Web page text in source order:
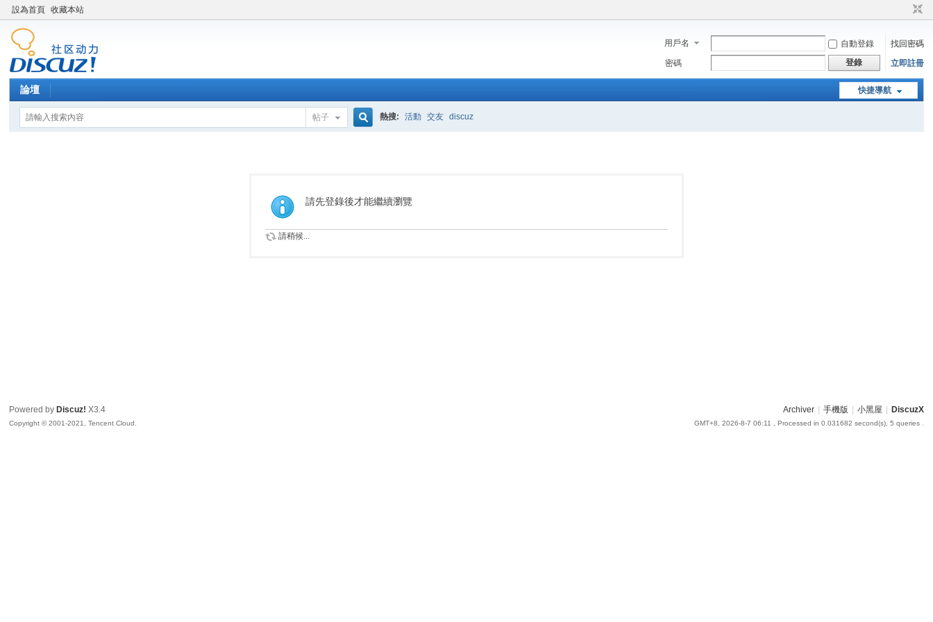
設為首頁 收藏本站
用戶名 自動登錄
找回密碼
密碼
登錄 立即註冊
快捷導航
論壇
帖子
索
熱搜: 活動 交友 discuz
請先登錄後才能繼續瀏覽
請稍候...
Archiver 手機版 小黑屋 DiscuzX
GMT+8, 2026-8-7 06:11 , Processed in 0.031682 second(s), 5 queries .
Powered by Discuz! X3.4
Copyright © 2001-2021, Tencent Cloud.